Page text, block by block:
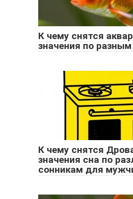
К чему снятся
значения по
К чему снятся
значения сна по
сонникам для